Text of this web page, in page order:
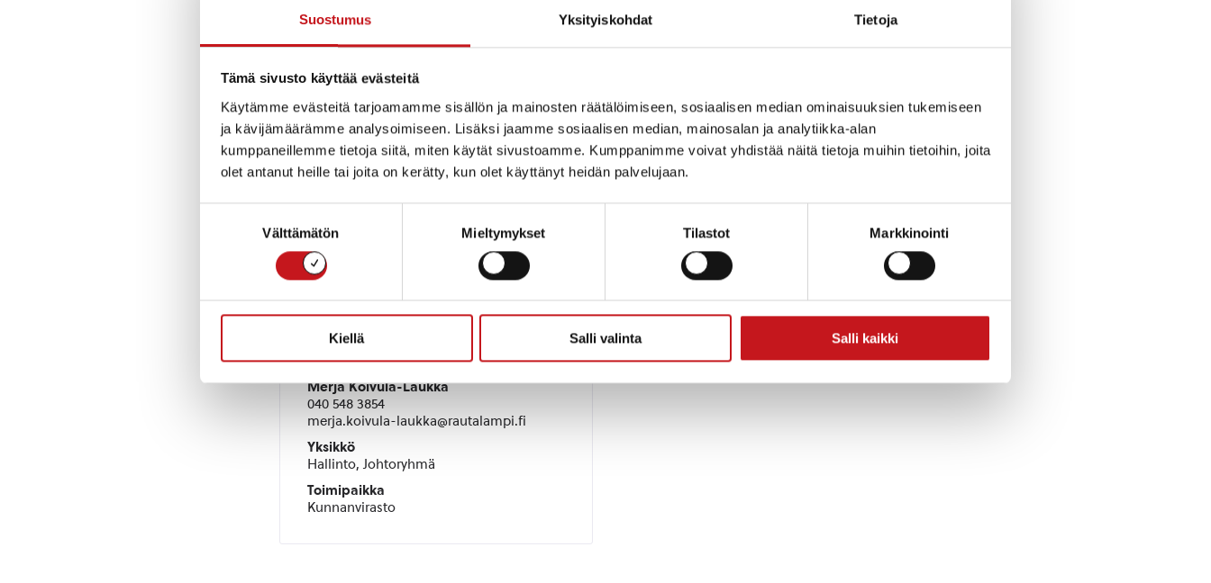
Suostumus Yksityiskohdat Tietoja
Tämä sivusto käyttää evästeitä
Käytämme evästeitä tarjoamamme sisällön ja mainosten räätälöimiseen, sosiaalisen median ominaisuuksien tukemiseen
ja kävijämäärämme analysoimiseen. Lisäksi jaamme sosiaalisen median, mainosalan ja analytiikka-alan
kumppaneillemme tietoja siitä, miten käytät sivustoamme. Kumppanimme voivat yhdistää näitä tietoja muihin tietoihin, joita
olet antanut heille tai joita on kerätty, kun olet käyttänyt heidän palvelujaan.
Välttämätön Mieltymykset Tilastot Markkinointi
Kiellä Salli valinta Salli kaikki
maastoon kuparikaapelia suorakulmion muotoiseen silmukkaan, joka on noin 300
metriä kanttiinsa. Sen jälkeen maastossa liikutaan mittauspisteeltä toiselle siirtäen
jää maastoon mitään jälkiä.
Yritys ilmoittaa tiedotteessaan haluavansa jatkaa työskentelyä alueella
mahdollisimman vastuullisesti sekä kunnioittavasti.
Kysy lisää:
Hallintojohtaja
Merja Koivula-Laukka
040 548 3854
merja.koivula-laukka@rautalampi.fi
Yksikkö
Hallinto, Johtoryhmä
Toimipaikka
Kunnanvirasto